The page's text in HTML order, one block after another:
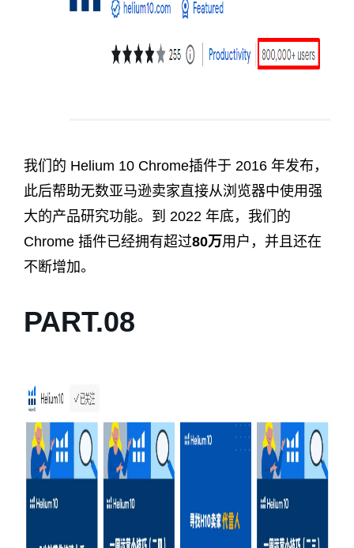
我们的 Helium 10 Chrome插件于 2016 年发布，
此后帮助无数亚马逊卖家直接从浏览器中使用强
大的产品研究功能。到 2022 年底，我们的
Chrome 插件已经拥有超过80万用户，并且还在
不断增加。
PART.08